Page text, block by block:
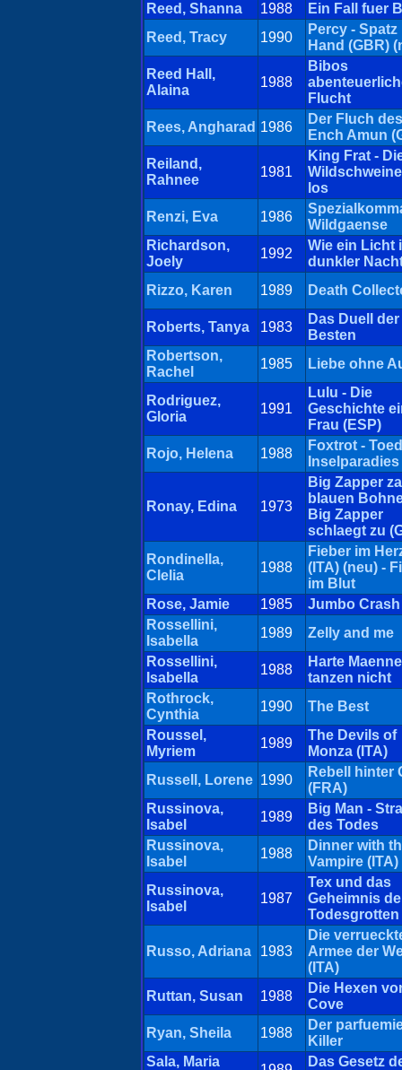
Reed, Shanna
1988
Ein Fall fuer
Reed, Tracy
1990
Percy - Spatz
Hand (GBR)
Reed Hall,
Alaina
1988
Bibos
Flucht
Rees, Angharad 1986
Der Fluch
Ench Amun
Reiland,
Rahnee
1981
King Frat -
los
Renzi, Eva
1986
Wildgaense
Richardson,
Joely
1992
Wie ein Licht
dunkler
Rizzo, Karen
1989 Death
Roberts, Tanya 1983
Das Duell der
Besten
Robertson,
Rachel
1985 Liebe ohne
Rodriguez,
Gloria
1991
Lulu - Die
Geschichte
Frau (ESP)
Rojo, Helena
1988
Foxtrot -
Inselparadies
Ronay, Edina 1973
Big Zapper
blauen
Big Zapper
schlaegt zu
Rondinella,
Clelia
1988
Fieber im
(ITA) (neu) -
im Blut
Rose, Jamie
1985
Jumbo Crash
Rossellini,
Isabella
1989
Zelly and me
Rossellini,
Isabella
1988
Harte
tanzen nicht
Rothrock,
Cynthia
1990
The Best
Roussel,
Myriem
1989
The Devils of
Monza (ITA)
Russell, Lorene 1990
Rebell hinter
(FRA)
Russinova,
Isabel
1989
Big Man -
des Todes
Russinova,
Isabel
1988
Dinner with
Vampire (ITA)
Russinova,
Isabel
1987
Tex und das
Geheimnis
Todesgrotten
Russo, Adriana 1983
Die
Armee der
(ITA)
Ruttan, Susan
1988
Die Hexen
Cove
Ryan, Sheila
1988
Der
Killer
Sala, Maria
Das Gesetz